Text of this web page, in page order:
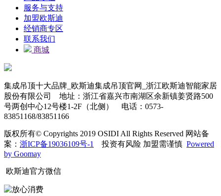
服务与支持
加盟欧斯迪
经销商专区
联系我们
商城
集成吊顶十大品牌_欧斯迪集成吊顶官网_浙江欧斯迪智能家居
股份有限公司 地址：浙江省嘉兴市南湖区余新镇姜贤路500
号两创中心12号楼1-2F（北侧） 电话：0573-
83851168/83851166
版权所有© Copyrights 2019 OSIDI All Rights Reserved 网站备
案： 浙ICP备19036109号-1 投资有风险 加盟需谨慎 Powered
by Goomay
欧斯迪官方微信